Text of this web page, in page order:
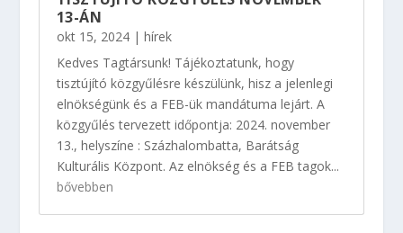
13-ÁN
okt 15, 2024| hírek
Kedves Tagtársunk! Tájékoztatunk, hogy
tisztújító közgyűlésre készülünk, hisz a jelenlegi
elnökségünk és a FEB-ük mandátuma lejárt. A
közgyűlés tervezett időpontja: 2024. november
13., helyszíne : Százhalombatta, Barátság
Kulturális Központ. Az elnökség és a FEB tagok...
bővebben